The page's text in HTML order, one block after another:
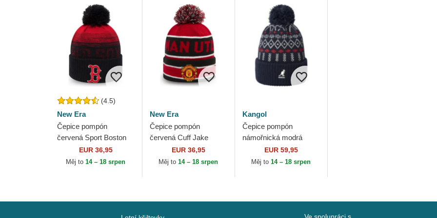
(4.5)
New Era
Čepice pompón
červená Sport Boston
Red Sox MLB New Era
EUR 36,95
Měj to14 – 18 srpen
New Era
Čepice pompón
červená Cuff Jake
Manchester United
Football Club Premier
EUR 36,95
Měj to14 – 18 srpen
Kangol
Čepice pompón
námořnická modrá
Holiday Dk Blue Kangol
EUR 59,95
Měj to14 – 18 srpen